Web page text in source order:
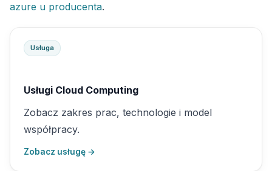
azure u producenta.
Usługa
Usługi Cloud Computing
Zobacz zakres prac, technologie i model
współpracy.
Zobacz usługę →